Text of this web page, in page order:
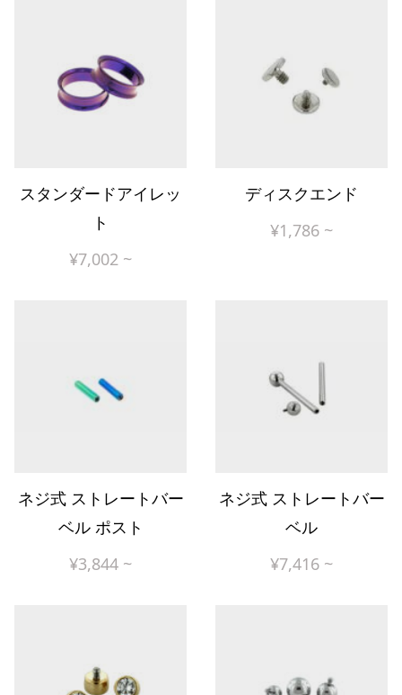
スタンダードアイレッ
ト
¥7,002 ~
ディスクエンド
¥1,786 ~
ネジ式 ストレートバー
ベル ポスト
¥3,844 ~
ネジ式 ストレートバー
ベル
¥7,416 ~